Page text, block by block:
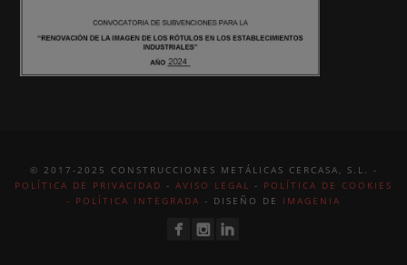
© 2017-2025 CONSTRUCCIONES METÁLICAS CERCASA, S.L. -
POLÍTICA DE PRIVACIDAD - AVISO LEGAL - POLÍTICA DE COOKIES
- POLÍTICA INTEGRADA - DISEÑO DE IMAGENIA